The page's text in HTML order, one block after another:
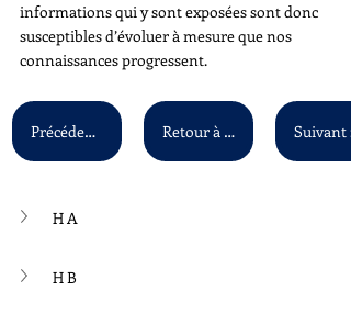
informations qui y sont exposées sont donc
susceptibles d’évoluer à mesure que nos
connaissances progressent.
Précédent : G V - G Z Retour à la liste principale
H A
H B